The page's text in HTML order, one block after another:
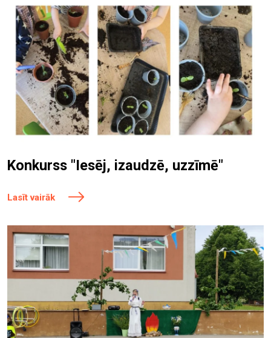
Konkurss "Iesēj, izaudzē, uzzīmē"
Lasīt vairāk